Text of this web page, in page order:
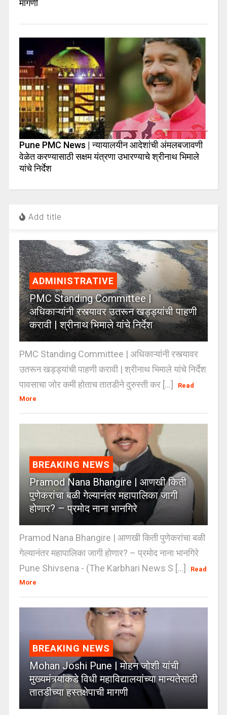
मागणी
Pune PMC News | न्यायालयीन आदेशांची अंमलबजावणी
वेळेत करण्यासाठी सक्षम यंत्रणा उभारण्याचे श्रीनाथ भिमाले
यांचे निर्देश
Add title
ADMINISTRATIVE
PMC Standing Committee |
अधिकाऱ्यांनी रस्त्यावर उतरून खड्ड्यांची पाहणी
करावी | श्रीनाथ भिमाले यांचे निर्देश
PMC Standing Committee | अधिकाऱ्यांनी रस्त्यावर
उतरून खड्ड्यांची पाहणी करावी | श्रीनाथ भिमाले यांचे निर्देश
पावसाचा जोर कमी होताच तातडीने दुरुस्ती कर [...]
Read
More
BREAKING NEWS
Pramod Nana Bhangire | आणखी किती
पुणेकरांचा बळी गेल्यानंतर महापालिका जागी
होणार? – प्रमोद नाना भानगिरे
Pramod Nana Bhangire | आणखी किती पुणेकरांचा बळी
गेल्यानंतर महापालिका जागी होणार? – प्रमोद नाना भानगिरे
Pune Shivsena - (The Karbhari News S [...]
Read
More
BREAKING NEWS
Mohan Joshi Pune | मोहन जोशी यांची
मुख्यमंत्र्यांकडे विधी महाविद्यालयांच्या मान्यतेसाठी
तातडीच्या हस्तक्षेपाची मागणी